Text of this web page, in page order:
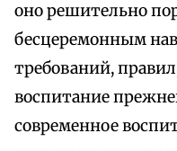
оно решительно
бесцеремонным
требований,
воспитание
современное